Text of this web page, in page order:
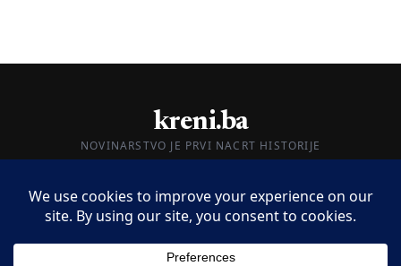
kreni.ba
NOVINARSTVO JE PRVI NACRT HISTORIJE